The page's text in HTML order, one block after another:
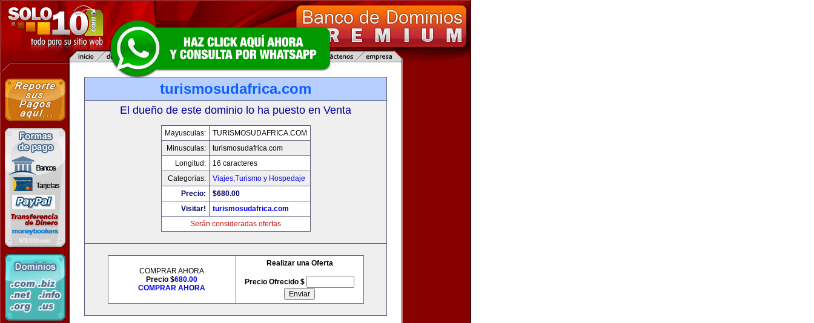
turismosudafrica.com
El dueño de este dominio lo ha puesto en Venta
Mayusculas:
TURISMOSUDAFRICA.COM
Minusculas:
turismosudafrica.com
Longitud:
16 caracteres
Categorias:
Viajes,Turismo y Hospedaje
Precio:
$680.00
Visitar!
turismosudafrica.com
Serán consideradas ofertas
COMPRAR AHORA
Precio $680.00
COMPRAR AHORA
Realizar una Oferta
Precio Ofrecido $